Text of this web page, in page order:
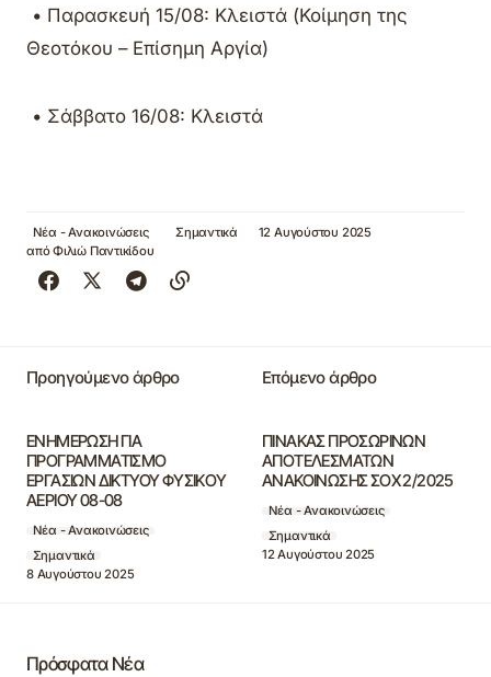
• Παρασκευή 15/08: Κλειστά (Κοίμηση της
Θεοτόκου – Επίσημη Αργία)
• Σάββατο 16/08: Κλειστά
Νέα - Ανακοινώσεις Σημαντικά
12 Αυγούστου 2025
απόΦιλιώ Παντικίδου
Προηγούμενο άρθρο
ΕΝΗΜΕΡΩΣΗ ΓΙΑ
ΠΡΟΓΡΑΜΜΑΤΙΣΜΟ
ΕΡΓΑΣΙΩΝ ΔΙΚΤΥΟΥ ΦΥΣΙΚOΥ
ΑΕΡΙΟΥ 08-08
Νέα - Ανακοινώσεις
Σημαντικά
8 Αυγούστου 2025
Επόμενο άρθρο
ΠΙΝΑΚΑΣ ΠΡΟΣΩΡΙΝΩΝ
ΑΠΟΤΕΛΕΣΜΑΤΩΝ
ΑΝΑΚΟΙΝΩΣΗΣ ΣΟΧ 2/2025
Νέα - Ανακοινώσεις
Σημαντικά
12 Αυγούστου 2025
Πρόσφατα Νέα